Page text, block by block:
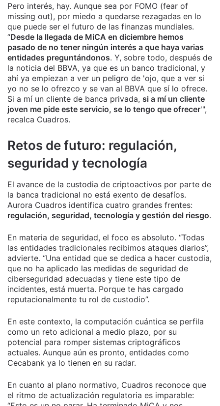
Pero interés, hay. Aunque sea por FOMO (fear of
missing out), por miedo a quedarse rezagadas en lo
que puede ser el futuro de las finanzas mundiales.
“Desde la llegada de MiCA en diciembre hemos
pasado de no tener ningún interés a que haya varias
entidades preguntándonos. Y, sobre todo, después de
la noticia del BBVA, ya que es un banco tradicional, y
ahí ya empiezan a ver un peligro de 'ojo, que a ver si
yo no se lo ofrezco y se van al BBVA que sí lo ofrece.
Si a mí un cliente de banca privada, si a mí un cliente
joven me pide este servicio, se lo tengo que ofrecer'",
recalca Cuadros.
Retos de futuro: regulación,
seguridad y tecnología
El avance de la custodia de criptoactivos por parte de
la banca tradicional no está exento de desafíos.
Aurora Cuadros identifica cuatro grandes frentes:
regulación, seguridad, tecnología y gestión del riesgo.
En materia de seguridad, el foco es absoluto. “Todas
las entidades tradicionales recibimos ataques diarios”,
advierte. “Una entidad que se dedica a hacer custodia,
que no ha aplicado las medidas de seguridad de
ciberseguridad adecuadas y tiene este tipo de
incidentes, está muerta. Porque te has cargado
reputacionalmente tu rol de custodio”.
En este contexto, la computación cuántica se perfila
como un reto adicional a medio plazo, por su
potencial para romper sistemas criptográficos
actuales. Aunque aún es pronto, entidades como
Cecabank ya lo tienen en su radar.
En cuanto al plano normativo, Cuadros reconoce que
el ritmo de actualización regulatoria es imparable: